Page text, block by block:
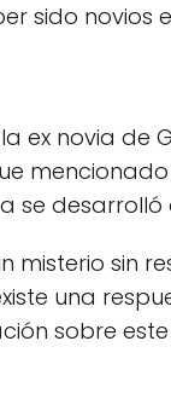
sido novios
ex novia de
desarrolló
sin
una
sobre